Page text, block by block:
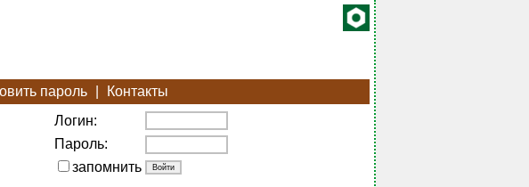
пароль
Контакты
Логин:
Пароль:
запомнить